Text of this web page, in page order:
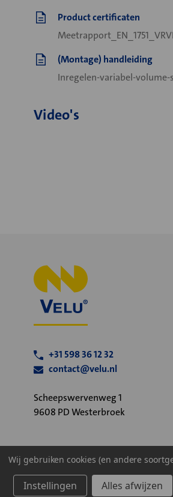
Product certificaten
(Montage) handleiding
Inregelen-variabel-
Video's
+31 598 36 12 32
contact@velu.nl
Scheepswervenweg 1
9608 PD Westerbroek
Algemene voorwaarden Privacy
Wij gebruiken cookies (en andere
Instellingen Alles afwijzen